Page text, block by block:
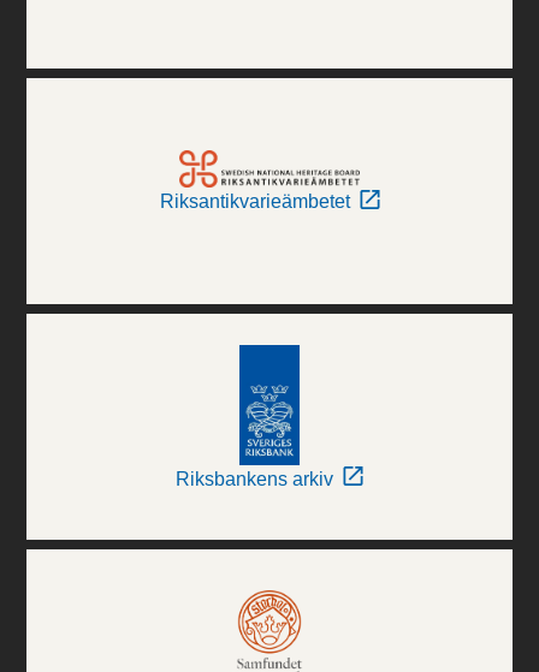
Riksantikvarieämbetet
Riksbankens arkiv